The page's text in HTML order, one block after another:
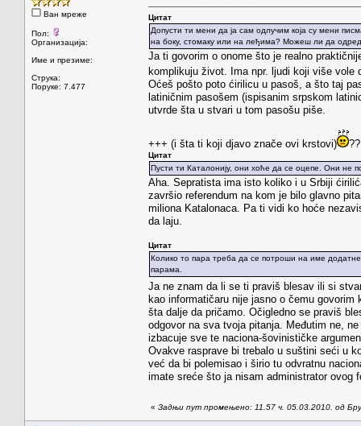
Ван мреже
Пол:
Организација:
Име и презиме:
Струка:
Поруке: 7.477
Цитат
Допусти ти мени да ја сам одлучим која су мени
на боку, стомаку или на леђима? Можеш ли да
Ja ti govorim o onome što je realno
komplikuju život. Ima npr. ljudi koji više
Oćeš pošto poto ćirilicu u pasoš, a što taj
latiničnim pasošem (ispisanim srpskom
utvrde šta u stvari u tom pasošu piše.
+++ (i šta ti koji djavo znače ovi krstovi) ??
Цитат
Пусти ти Каталонију, они хоће да се оцепе. Они не
Aha. Sepratista ima isto koliko i u Srbiji
završio referendum na kom je bilo glavno
miliona Katalonaca. Pa ti vidi ko hoće
da laju.
Цитат
Колико то пара треба да се потроши на име
парама.
Ja ne znam da li se ti praviš blesav ili si
kao informatičaru nije jasno o čemu
šta dalje da pričamo. Očigledno se praviš
odgovor na sva tvoja pitanja. Međutim ne,
izbacuje sve te naciona-šovinističke
Ovakve rasprave bi trebalo u suštini seći u
već da bi polemisao i širio tu odvratnu
imate sreće što ja nisam administrator ovog
« Задњи пут промењено: 11.57 ч. 05.03.2010. од